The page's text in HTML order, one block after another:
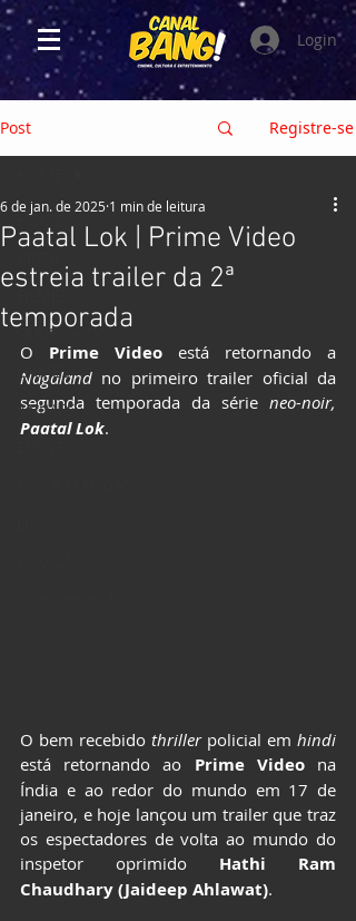
Login
Post Registre-se
HOME
SÉRIES e TV
GAMES
ANIMES
Paatal Lok | Prime Video
estreia trailer da 2ª
temporada
6 de jan. de 2025 1 min de leitura
O Prime Video
Nagaland no primeiro trailer oficial da
segunda temporada da série neo-noir,
Paatal Lok.
O bem recebido thriller policial em
está retornando ao Prime Video na
Índia e ao redor do mundo em 17 de
janeiro, e hoje lançou um trailer que traz
os espectadores de volta ao mundo do
inspetor oprimido Hathi Ram
Chaudhary (Jaideep Ahlawat).